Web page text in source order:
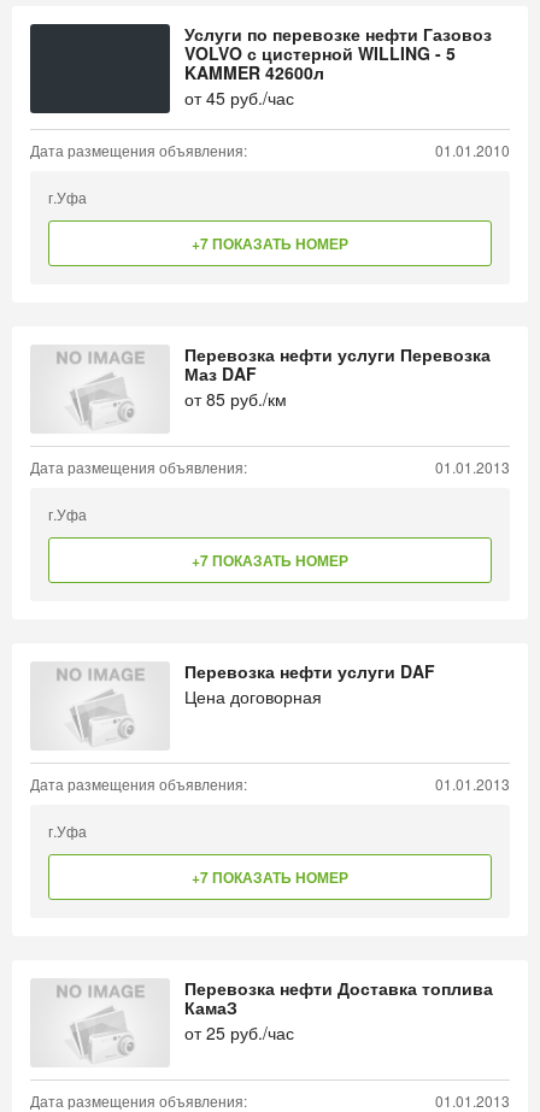
Услуги по перевозке нефти Газовоз
VOLVO с цистерной WILLING - 5
KAMMER 42600л
от45 руб./час
Дата размещения объявления: 01.01.2010
г.Уфа
+7 ПОКАЗАТЬ НОМЕР
Перевозка нефти услуги Перевозка
Маз DAF
от85 руб./км
Дата размещения объявления: 01.01.2013
г.Уфа
+7 ПОКАЗАТЬ НОМЕР
Перевозка нефти услуги DAF
Цена договорная
Дата размещения объявления: 01.01.2013
г.Уфа
+7 ПОКАЗАТЬ НОМЕР
Перевозка нефти Доставка топлива
КамаЗ
от25 руб./час
Дата размещения объявления: 01.01.2013